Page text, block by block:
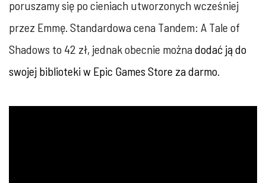
poruszamy się po cieniach utworzonych wcześniej
przez Emmę. Standardowa cena Tandem: A Tale of
Shadows to 42 zł, jednak obecnie możnadodać ją do
swojej biblioteki w Epic Games Store za darmo.